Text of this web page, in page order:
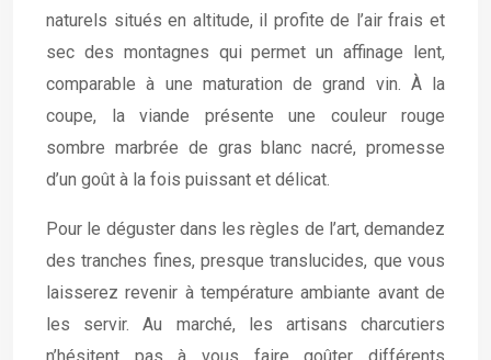
naturels situés en altitude, il profite de l’air frais et
sec des montagnes qui permet un affinage lent,
comparable à une maturation de grand vin. À la
coupe, la viande présente une couleur rouge
sombre marbrée de gras blanc nacré, promesse
d’un goût à la fois puissant et délicat.
Pour le déguster dans les règles de l’art, demandez
des tranches fines, presque translucides, que vous
laisserez revenir à température ambiante avant de
les servir. Au marché, les artisans charcutiers